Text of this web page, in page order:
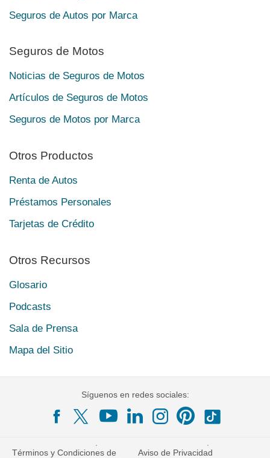
Seguros de Autos por Marca
Seguros de Motos
Noticias de Seguros de Motos
Artículos de Seguros de Motos
Seguros de Motos por Marca
Otros Productos
Renta de Autos
Préstamos Personales
Tarjetas de Crédito
Otros Recursos
Glosario
Podcasts
Sala de Prensa
Mapa del Sitio
Síguenos en redes sociales:
Términos y Condiciones de Aviso de Privacidad